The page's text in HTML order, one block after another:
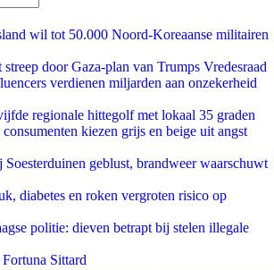
wil tot 50.000 Noord-Koreaanse militairen
streep door Gaza-plan van Trumps Vredesraad
verdienen miljarden aan onzekerheid
regionale hittegolf met lokaal 35 graden
kiezen grijs en beige uit angst
geblust, brandweer waarschuwt
diabetes en roken vergroten risico op
politie: dieven betrapt bij stelen illegale
Sittard